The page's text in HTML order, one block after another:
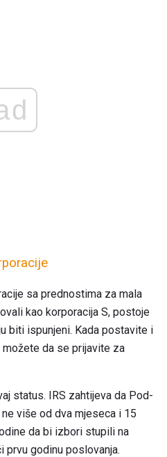
sa prednostima za mala
kao korporacija S, postoje
biti ispunjeni. Kada postavite i
da se prijavite za
status. IRS zahtijeva da Pod-
više od dva mjeseca i 15
da bi izbori stupili na
prvu godinu poslovanja.